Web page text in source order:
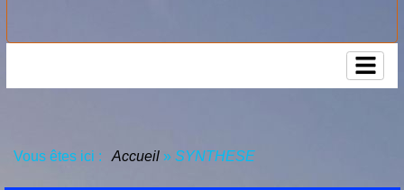
Vous êtes ici : Accueil » SYNTHESE